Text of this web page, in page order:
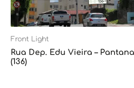
Front Light
Rua Dep. Edu Vieira –
(136)